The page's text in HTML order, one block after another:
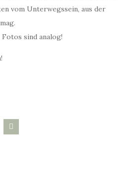
vom Unterwegssein, aus der
Fotos sind analog!
mail